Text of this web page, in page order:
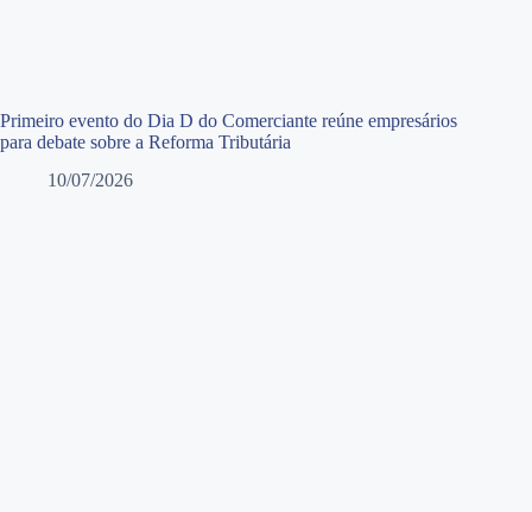
Primeiro evento do Dia D do Comerciante reúne empresários
para debate sobre a Reforma Tributária
10/07/2026